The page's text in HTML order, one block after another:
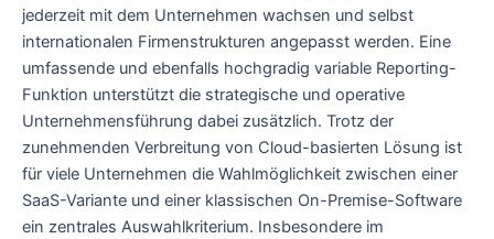
jederzeit mit dem Unternehmen wachsen und selbst
internationalen Firmenstrukturen angepasst werden. Eine
umfassende und ebenfalls hochgradig variable Reporting-
Funktion unterstützt die strategische und operative
Unternehmensführung dabei zusätzlich. Trotz der
zunehmenden Verbreitung von Cloud-basierten Lösung ist
für viele Unternehmen die Wahlmöglichkeit zwischen einer
SaaS-Variante und einer klassischen On-Premise-Software
ein zentrales Auswahlkriterium. Insbesondere im